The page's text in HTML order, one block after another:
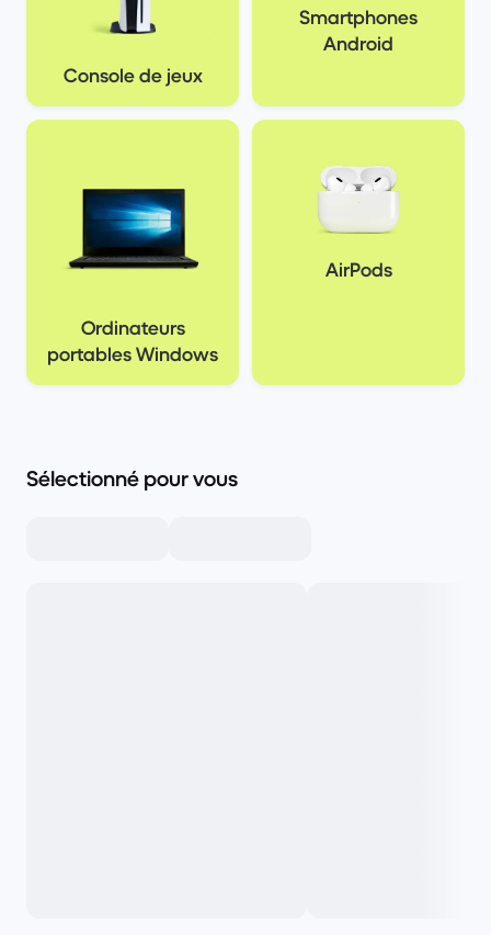
Console de jeux
Smartphones
Android
Ordinateurs
portables Windows
AirPods
Sélectionné pour vous